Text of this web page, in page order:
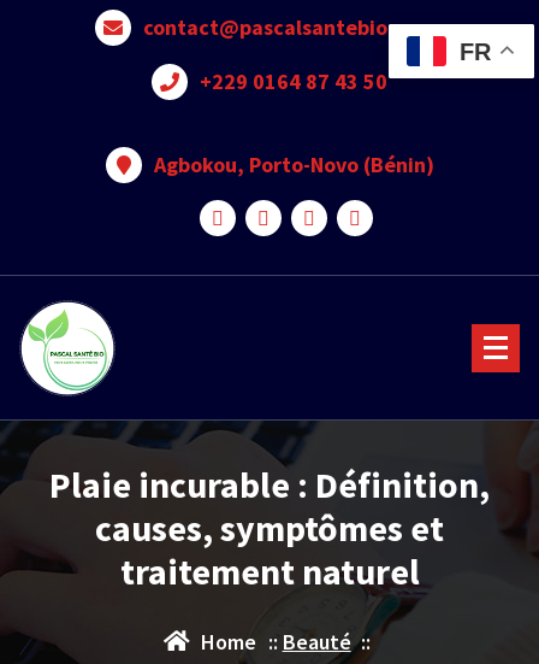
contact@pascalsantebio.com
+229 0164 87 43 50
Agbokou, Porto-Novo (Bénin)
Plaie incurable : Définition,
causes, symptômes et
traitement naturel
Home :: Beauté::
FR